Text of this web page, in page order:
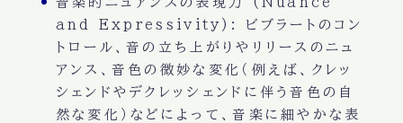
and Expressivity):
ビブラートのコン
トロール、音の立ち上がりやリリースのニュ
アンス、音色の微妙な変化（例えば、クレッ
シェンドやデクレッシェンドに伴う音色の自
然な変化）などによって、音楽に細やかな表